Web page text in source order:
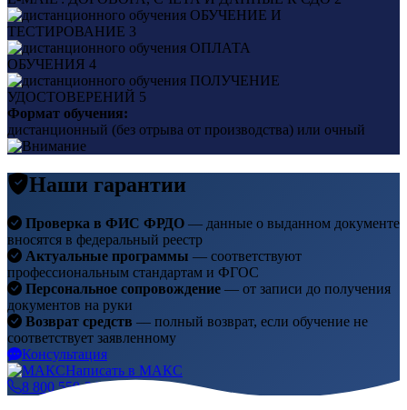
ОБУЧЕНИЕ И
ТЕСТИРОВАНИЕ 3
ОПЛАТА
ОБУЧЕНИЯ 4
ПОЛУЧЕНИЕ
УДОСТОВЕРЕНИЙ 5
Формат обучения:
дистанционный (без отрыва от производства) или очный
Наши гарантии
Проверка в ФИС ФРДО — данные о выданном документе
вносятся в федеральный реестр
Актуальные программы — соответствуют
профессиональным стандартам и ФГОС
Персональное сопровождение — от записи до получения
документов на руки
Возврат средств — полный возврат, если обучение не
соответствует заявленному
Консультация
Написать в МАКС
8 800 550-24-62